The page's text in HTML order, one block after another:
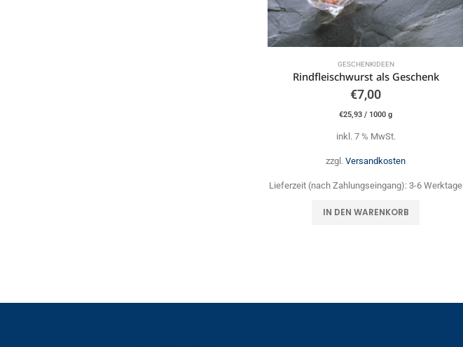
GESCHENKIDEEN
Rindfleischwurst als Geschenk
€7,00
€25,93 / 1000 g
inkl. 7 % MwSt.
zzgl. Versandkosten
Lieferzeit (nach Zahlungseingang): 3-6 Werktage
IN DEN WARENKORB